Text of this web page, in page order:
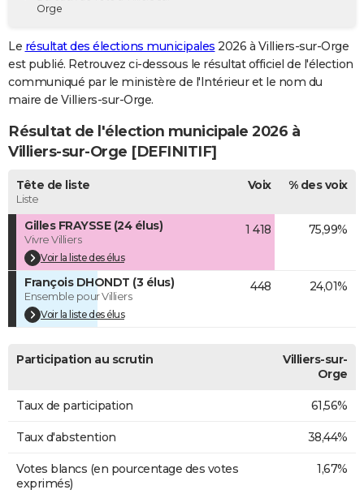
Destinations
City break
Voyage nature
Voyage de noces
Forum
GUIDES D'ACHAT
BONS PLANS
Carte de Noël
Carte Bonne année
Carte Saint-Valentin
Carte Pâques
Carte d'anniversaire
DICTIONNAIRE
Dictionnaire
Biographies
Citations
Expressions
Proverbes
PROGRAMME TV
COPAINS D'AVANT
S'inscrire
Se connecter
Lycées
Collèges
Primaires
Universités
Entreprises
Service militaire
Avis de recherche
AVIS DE DÉCÈS
FORUM
Bricolage
Lifestyle
Culture
Sport
Auto
Television
Voyage
Cinema
Orge
Le résultat des élections municipales 2026 à Villiers-sur-Orge
est publié. Retrouvez ci-dessous le résultat officiel de l'élection
communiqué par le ministère de l'Intérieur et le nom du
maire de Villiers-sur-Orge.
Résultat de l'élection municipale 2026 à
Villiers-sur-Orge [DEFINITIF]
Tête de liste
Liste
Voix % des voix
Gilles FRAYSSE (24 élus)
Vivre Villiers
Voir la liste des élus
1 418 75,99%
François DHONDT (3 élus)
Ensemble pour Villiers
Voir la liste des élus
448 24,01%
Participation au scrutin
Villiers-sur-
Orge
Taux de participation 61,56%
Taux d'abstention 38,44%
Votes blancs (en pourcentage des votes
exprimés)
1,67%